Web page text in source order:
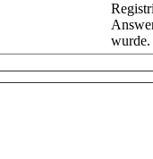
wurde.